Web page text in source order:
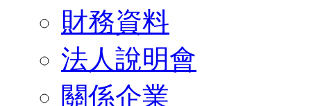
財務資料
法人說明會
關係企業